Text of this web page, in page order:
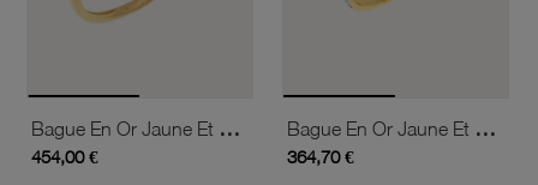
Bague En Or Jaune Et Rhodié, Saphir, Rubis, Émeraude Et Diamants
454,00 €
Bague En Or Jaune Et Rhodié, Saphirs Et Diamant
364,70 €